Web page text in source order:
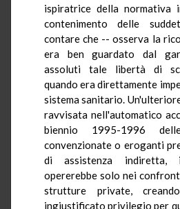
ispiratrice della normativa
contenimento delle
contare che -- osserva la
era ben guardato dal
assoluti tale libertà di
quando era direttamente
sistema sanitario.
ravvisata nell'automatico
biennio 1995-1996
convenzionate o eroganti
di assistenza indiretta,
opererebbe solo nei
strutture private,
ingiustificato privilegio per